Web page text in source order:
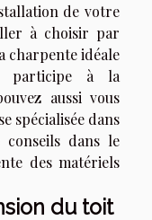
de votre
à choisir par
charpente idéale
participe à la
aussi vous
spécialisée dans
dans le
des matériels
du toit